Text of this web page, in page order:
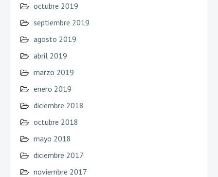
octubre 2019
septiembre 2019
agosto 2019
abril 2019
marzo 2019
enero 2019
diciembre 2018
octubre 2018
mayo 2018
diciembre 2017
noviembre 2017